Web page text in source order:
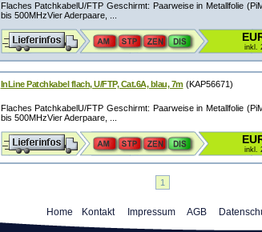
Flaches PatchkabelU/FTP Geschirmt: Paarweise in Metallfolie
bis 500MHzVier Aderpaare, ...
inkl.
InLine Patchkabel flach, U/FTP, Cat.6A, blau, 7m (KAP56671)
Flaches PatchkabelU/FTP Geschirmt: Paarweise in Metallfolie
bis 500MHzVier Aderpaare, ...
inkl.
1
Home Kontakt Impressum AGB